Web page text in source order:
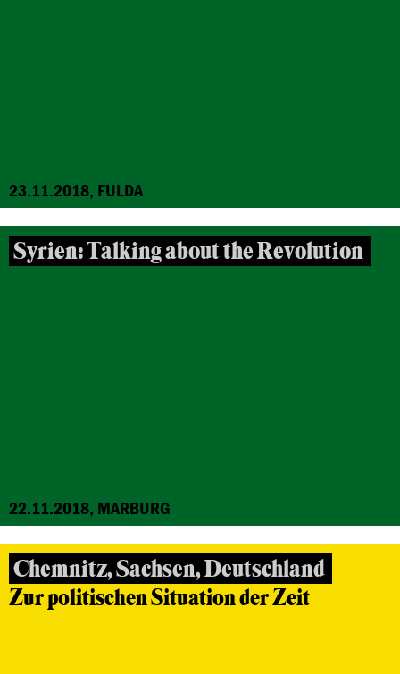
23.11.2018, FULDA
Syrien: Talking about the Revolution
22.11.2018, MARBURG
Chemnitz, Sachsen, Deutschland
Zur politischen Situation der Zeit